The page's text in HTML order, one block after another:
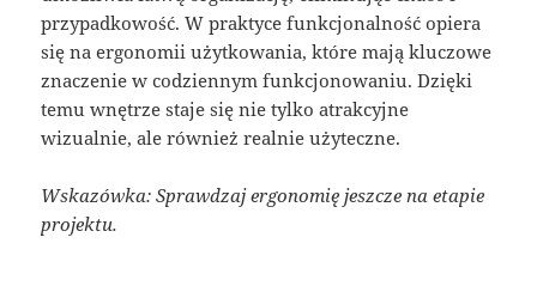
przypadkowość. W praktyce funkcjonalność opiera
się na ergonomii użytkowania, które mają kluczowe
znaczenie w codziennym funkcjonowaniu. Dzięki
temu wnętrze staje się nie tylko atrakcyjne
wizualnie, ale również realnie użyteczne.
Wskazówka: Sprawdzaj ergonomię jeszcze na etapie
projektu.